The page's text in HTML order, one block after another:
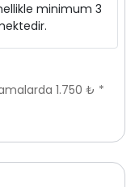
minimum 3
1.750 ₺ *